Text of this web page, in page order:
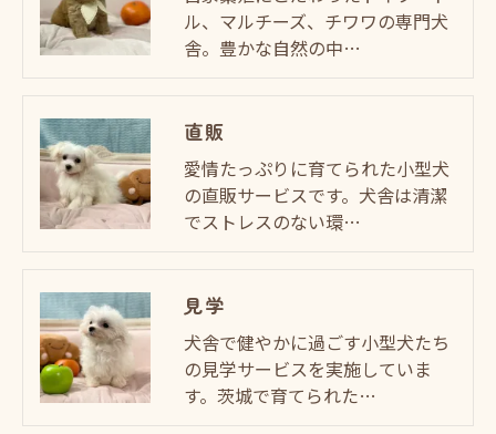
ル、マルチーズ、チワワの専門犬
舎。豊かな自然の中…
直販
愛情たっぷりに育てられた小型犬
の直販サービスです。犬舎は清潔
でストレスのない環…
見学
犬舎で健やかに過ごす小型犬たち
の見学サービスを実施していま
す。茨城で育てられた…